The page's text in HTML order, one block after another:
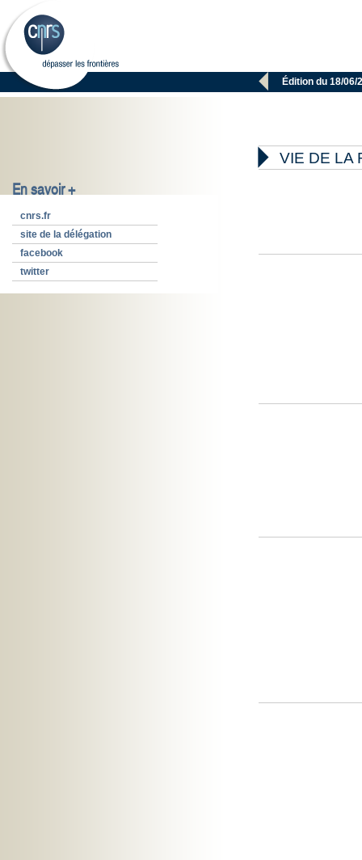
 Édition du 18/06/
En savoir +
cnrs.fr
site de la délégation
facebook
twitter
 VIE DE LA